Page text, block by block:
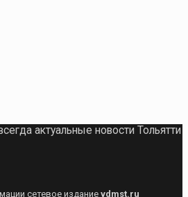
актуальные новости Тольятти
сетевое издание vdmst.ru